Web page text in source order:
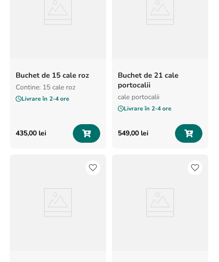
Buchet de 15 cale roz
Contine: 15 cale roz
Livrare în 2-4 ore
435,00 lei
Buchet de 21 cale
portocalii
cale portocalii
Livrare în 2-4 ore
549,00 lei